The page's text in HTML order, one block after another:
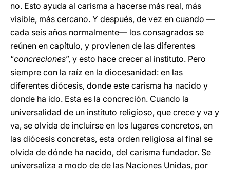
no. Esto ayuda al carisma a hacerse más real, más
visible, más cercano. Y después, de vez en cuando —
cada seis años normalmente— los consagrados se
reúnen en capítulo, y provienen de las diferentes
“concreciones”, y esto hace crecer al instituto. Pero
siempre con la raíz en la diocesanidad: en las
diferentes diócesis, donde este carisma ha nacido y
donde ha ido. Esta es la concreción. Cuando la
universalidad de un instituto religioso, que crece y va y
va, se olvida de incluirse en los lugares concretos, en
las diócesis concretas, esta orden religiosa al final se
olvida de dónde ha nacido, del carisma fundador. Se
universaliza a modo de de las Naciones Unidas, por